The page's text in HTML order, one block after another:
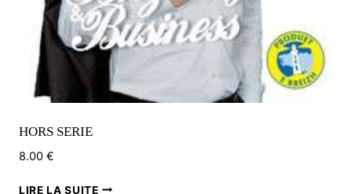
HORS SERIE
8.00 €
LIRE LA SUITE